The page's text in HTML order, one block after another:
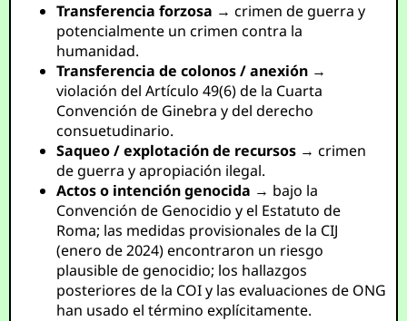
Transferencia forzosa → crimen de guerra y
potencialmente un crimen contra la
humanidad.
Transferencia de colonos / anexión →
violación del Artículo 49(6) de la Cuarta
Convención de Ginebra y del derecho
consuetudinario.
Saqueo / explotación de recursos → crimen
de guerra y apropiación ilegal.
Actos o intención genocida → bajo la
Convención de Genocidio y el Estatuto de
Roma; las medidas provisionales de la CIJ
(enero de 2024) encontraron un riesgo
plausible de genocidio; los hallazgos
posteriores de la COI y las evaluaciones de ONG
han usado el término explícitamente.